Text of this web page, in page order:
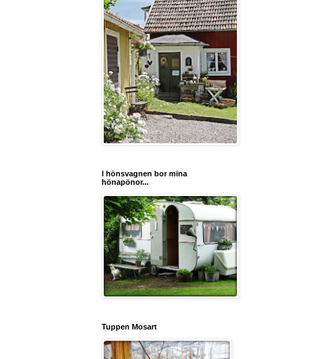
I hönsvagnen bor mina
hönapönor...
Tuppen Mosart